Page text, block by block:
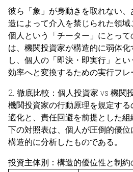
彼ら「象」が身動きを取れない
造によって介入を禁じられた領
個人という「チーター」にとっ
は、機関投資家が構造的に弱体
し、個人の「即決・即実行」と
効率へと変換するための実行フレ
2. 徹底比較：個人投資家 vs 機関
機関投資家の行動原理を規定す
適化と、責任回避を前提とした
下の対照表は、個人が圧倒的優
構造的に分析したものである。
投資主体別：構造的優位性と制約